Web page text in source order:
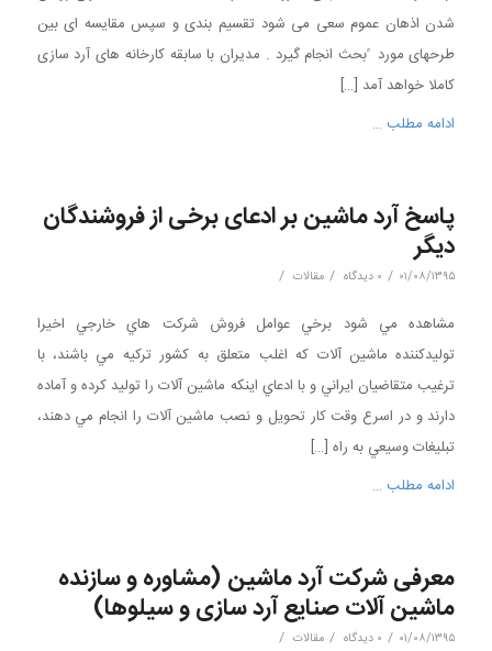
شدن اذهان عموم سعی می شود تقسیم بندی و سپس مقایسه ای بین
طرحهای مورد ًبحث انجام گیرد . مدیران با سابقه کارخانه های آرد سازی
کاملا خواهد آمد […]
ادامه مطلب …
پاسخ آرد ماشین بر ادعای برخی از فروشندگان
دیگر
۰۱/۰۸/۱۳۹۵ / ۰ دیدگاه / مقالات /
مشاهده مي شود برخي عوامل فروش شركت هاي خارجي اخيرا
توليدكننده ماشين آلات كه اغلب متعلق به كشور تركيه مي باشند، با
ترغيب متقاضيان ايراني و با ادعاي اينكه ماشين آلات را توليد كرده و آماده
دارند و در اسرع وقت كار تحويل و نصب ماشين آلات را انجام مي دهند،
تبليغات وسيعي به راه […]
ادامه مطلب …
معرفی شرکت آرد ماشین (مشاوره و سازنده
ماشین آلات صنایع آرد سازی و سیلوها)
۰۱/۰۸/۱۳۹۵ / ۰ دیدگاه / مقالات /